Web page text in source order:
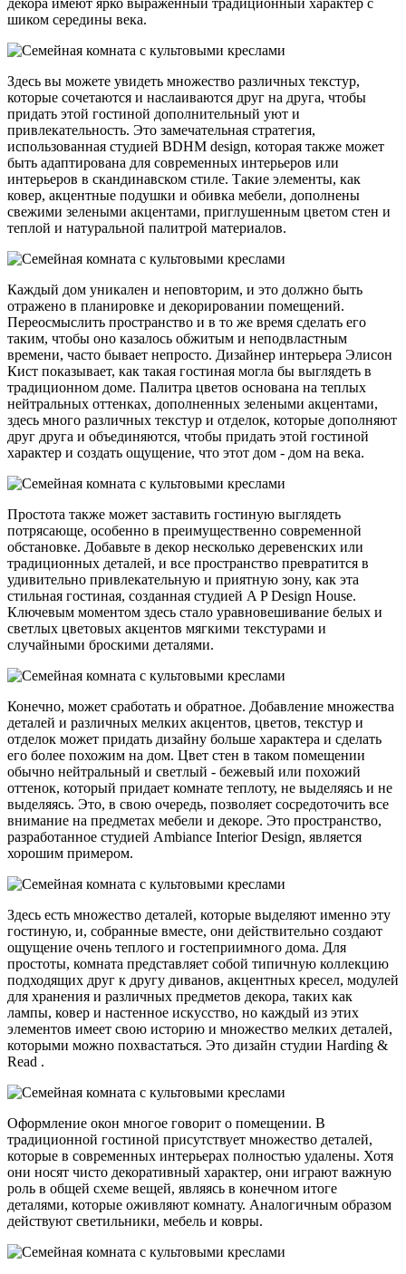
декора имеют ярко выраженный традиционный характер с
шиком середины века.
Здесь вы можете увидеть множество различных текстур,
которые сочетаются и наслаиваются друг на друга, чтобы
придать этой гостиной дополнительный уют и
привлекательность. Это замечательная стратегия,
использованная студией BDHM design, которая также может
быть адаптирована для современных интерьеров или
интерьеров в скандинавском стиле. Такие элементы, как
ковер, акцентные подушки и обивка мебели, дополнены
свежими зелеными акцентами, приглушенным цветом стен и
теплой и натуральной палитрой материалов.
Каждый дом уникален и неповторим, и это должно быть
отражено в планировке и декорировании помещений.
Переосмыслить пространство и в то же время сделать его
таким, чтобы оно казалось обжитым и неподвластным
времени, часто бывает непросто. Дизайнер интерьера Элисон
Кист показывает, как такая гостиная могла бы выглядеть в
традиционном доме. Палитра цветов основана на теплых
нейтральных оттенках, дополненных зелеными акцентами,
здесь много различных текстур и отделок, которые дополняют
друг друга и объединяются, чтобы придать этой гостиной
характер и создать ощущение, что этот дом - дом на века.
Простота также может заставить гостиную выглядеть
потрясающе, особенно в преимущественно современной
обстановке. Добавьте в декор несколько деревенских или
традиционных деталей, и все пространство превратится в
удивительно привлекательную и приятную зону, как эта
стильная гостиная, созданная студией A P Design House.
Ключевым моментом здесь стало уравновешивание белых и
светлых цветовых акцентов мягкими текстурами и
случайными броскими деталями.
Конечно, может сработать и обратное. Добавление множества
деталей и различных мелких акцентов, цветов, текстур и
отделок может придать дизайну больше характера и сделать
его более похожим на дом. Цвет стен в таком помещении
обычно нейтральный и светлый - бежевый или похожий
оттенок, который придает комнате теплоту, не выделяясь и не
выделяясь. Это, в свою очередь, позволяет сосредоточить все
внимание на предметах мебели и декоре. Это пространство,
разработанное студией Ambiance Interior Design, является
хорошим примером.
Здесь есть множество деталей, которые выделяют именно эту
гостиную, и, собранные вместе, они действительно создают
ощущение очень теплого и гостеприимного дома. Для
простоты, комната представляет собой типичную коллекцию
подходящих друг к другу диванов, акцентных кресел, модулей
для хранения и различных предметов декора, таких как
лампы, ковер и настенное искусство, но каждый из этих
элементов имеет свою историю и множество мелких деталей,
которыми можно похвастаться. Это дизайн студии Harding &
Read .
Оформление окон многое говорит о помещении. В
традиционной гостиной присутствует множество деталей,
которые в современных интерьерах полностью удалены. Хотя
они носят чисто декоративный характер, они играют важную
роль в общей схеме вещей, являясь в конечном итоге
деталями, которые оживляют комнату. Аналогичным образом
действуют светильники, мебель и ковры.